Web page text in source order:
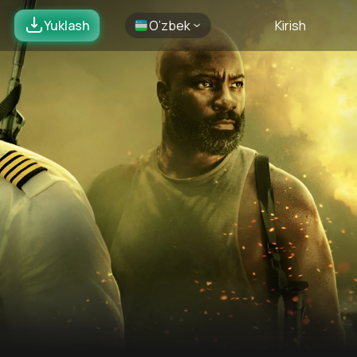
Yuklash O’zbek Kirish